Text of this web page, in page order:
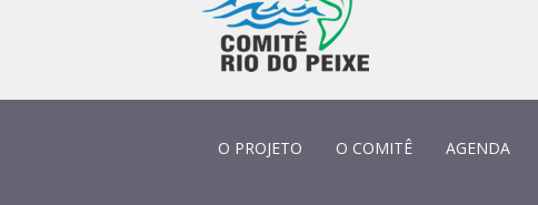
O PROJETO O COMITÊ AGENDA